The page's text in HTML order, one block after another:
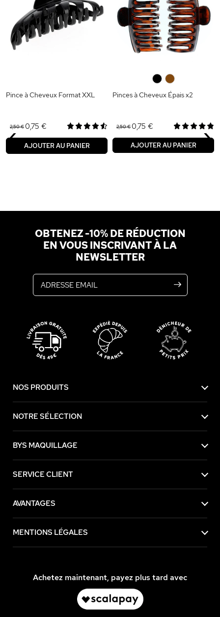
Pince à Cheveux Format XXL
2,50 €0,75 €
AJOUTER AU PANIER
Pinces à Cheveux Épais x2
2,50 €0,75 €
AJOUTER AU PANIER
‹ ›
OBTENEZ -10% DE RÉDUCTION
EN VOUS INSCRIVANT À LA
NEWSLETTER
NOS PRODUITS
NOTRE SÉLECTION
BYS MAQUILLAGE
SERVICE CLIENT
AVANTAGES
MENTIONS LÉGALES
Achetez maintenant, payez plus tard avec